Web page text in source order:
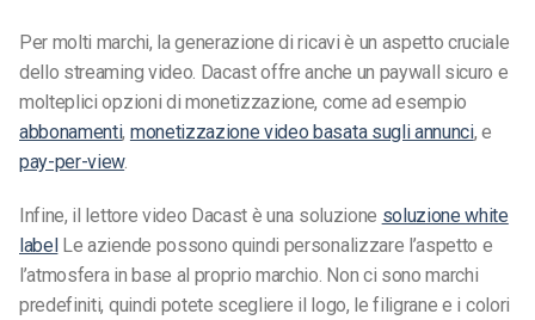
Per molti marchi, la generazione di ricavi è un aspetto cruciale
dello streaming video. Dacast offre anche un paywall sicuro e
molteplici opzioni di monetizzazione, come ad esempio
abbonamenti, monetizzazione video basata sugli annunci, e
pay-per-view.
Infine, il lettore video Dacast è una soluzione soluzione white
label Le aziende possono quindi personalizzare l’aspetto e
l’atmosfera in base al proprio marchio. Non ci sono marchi
predefiniti, quindi potete scegliere il logo, le filigrane e i colori